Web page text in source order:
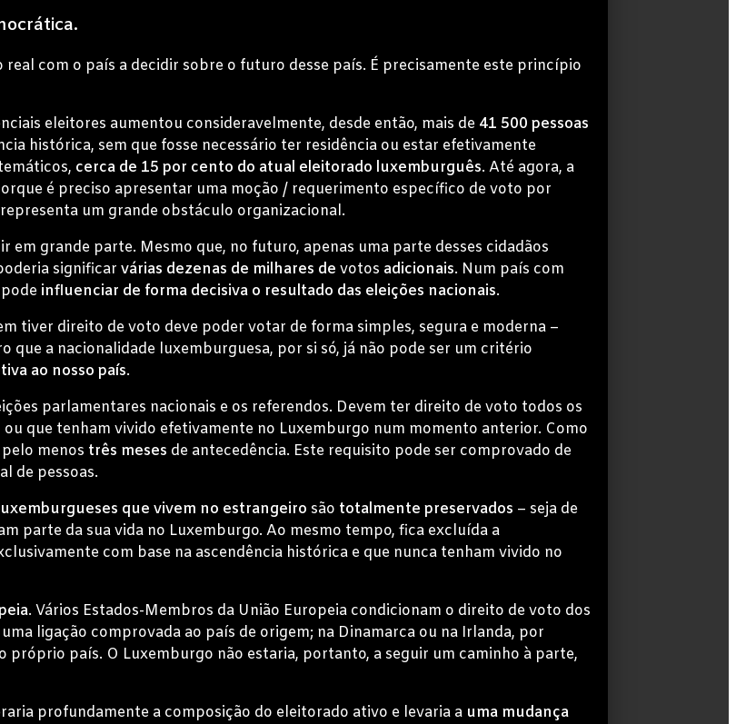
com o país a decidir sobre o futuro desse país. É precisamente este princípio
eleitores aumentou consideravelmente, desde então, mais de 41 500 pessoas
histórica, sem que fosse necessário ter residência ou estar efetivamente
cerca de 15 por cento do atual eleitorado luxemburguês. Até agora, a
é preciso apresentar uma moção / requerimento específico de voto por
um grande obstáculo organizacional.
grande parte. Mesmo que, no futuro, apenas uma parte desses cidadãos
significar várias dezenas de milhares de votos adicionais. Num país com
influenciar de forma decisiva o resultado das eleições nacionais.
tiver direito de voto deve poder votar de forma simples, segura e moderna –
a nacionalidade luxemburguesa, por si só, já não pode ser um critério
ao nosso país.
parlamentares nacionais e os referendos. Devem ter direito de voto todos os
que tenham vivido efetivamente no Luxemburgo num momento anterior. Como
menos três meses de antecedência. Este requisito pode ser comprovado de
de pessoas.
que vivem no estrangeiro são totalmente preservados – seja de
parte da sua vida no Luxemburgo. Ao mesmo tempo, fica excluída a
com base na ascendência histórica e que nunca tenham vivido no
. Vários Estados-Membros da União Europeia condicionam o direito de voto dos
ligação comprovada ao país de origem; na Dinamarca ou na Irlanda, por
país. O Luxemburgo não estaria, portanto, a seguir um caminho à parte,
profundamente a composição do eleitorado ativo e levaria a uma mudança